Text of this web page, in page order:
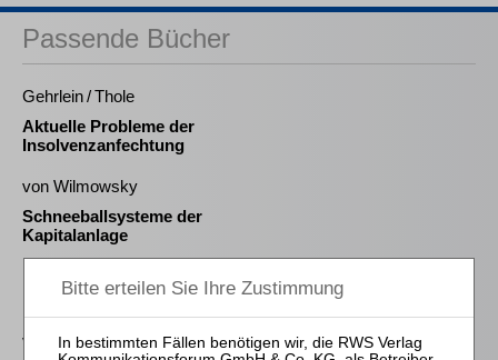
Passende Bücher
Gehrlein / Thole
Aktuelle Probleme der
Insolvenzanfechtung
von Wilmowsky
Schneeballsysteme der
Kapitalanlage
Verfahrensaufhebung